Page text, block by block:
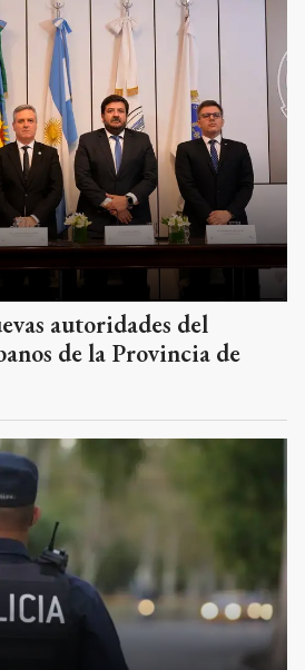
autoridades del
de la Provincia de